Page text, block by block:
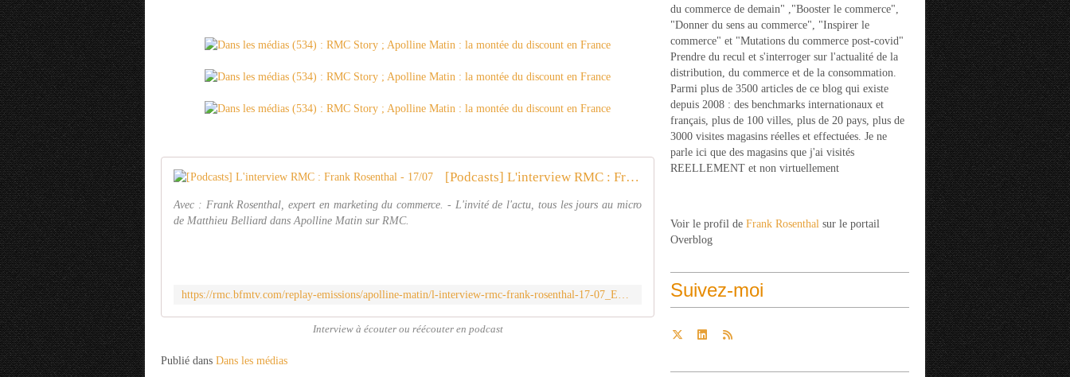
[Podcasts] L'interview RMC : Frank Rosenthal - 17/07
Avec : Frank Rosenthal, expert en marketing du commerce. - L'invité de l'actu, tous les jours au micro
de Matthieu Belliard dans Apolline Matin sur RMC.
https://rmc.bfmtv.com/replay-emissions/apolline-matin/l-interview-rmc-frank-rosenthal-17-07_EN-202507170172.html
Interview à écouter ou réécouter en podcast
Publié dans Dans les médias
du commerce de demain" ,"Booster le commerce",
"Donner du sens au commerce", "Inspirer le
commerce" et "Mutations du commerce post-covid"
Prendre du recul et s'interroger sur l'actualité de la
distribution, du commerce et de la consommation.
Parmi plus de 3500 articles de ce blog qui existe
depuis 2008 : des benchmarks internationaux et
français, plus de 100 villes, plus de 20 pays, plus de
3000 visites magasins réelles et effectuées. Je ne
parle ici que des magasins que j'ai visités
REELLEMENT et non virtuellement
Voir le profil de Frank Rosenthal sur le portail
Overblog
Suivez-moi